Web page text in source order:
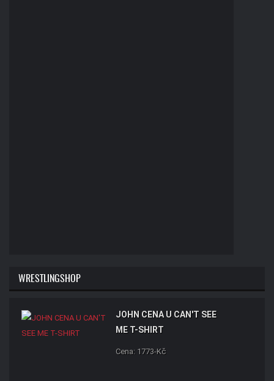
WRESTLINGSHOP
JOHN CENA U CAN'T SEE
ME T-SHIRT
Cena: 1773-Kč